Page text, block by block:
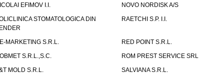
EFIMOV I.I.
NOVO NORDISK A/S
STOMATOLOGICA DIN
RAETCHI S.P. I.I.
MARKETING S.R.L.
RED POINT S.R.L.
S.R.L.,S.C.
ROM PREST SERVICE SRL
MOLD S.R.L.
SALVIANA S.R.L.